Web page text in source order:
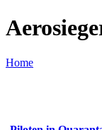
Home